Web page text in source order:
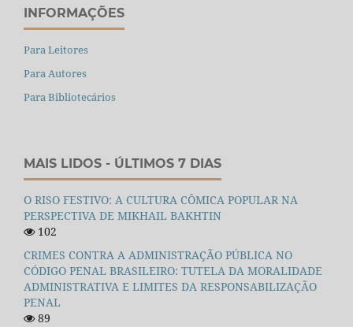
INFORMAÇÕES
Para Leitores
Para Autores
Para Bibliotecários
MAIS LIDOS - ÚLTIMOS 7 DIAS
O RISO FESTIVO: A CULTURA CÔMICA POPULAR NA
PERSPECTIVA DE MIKHAIL BAKHTIN
102
CRIMES CONTRA A ADMINISTRAÇÃO PÚBLICA NO
CÓDIGO PENAL BRASILEIRO: TUTELA DA MORALIDADE
ADMINISTRATIVA E LIMITES DA RESPONSABILIZAÇÃO
PENAL
89